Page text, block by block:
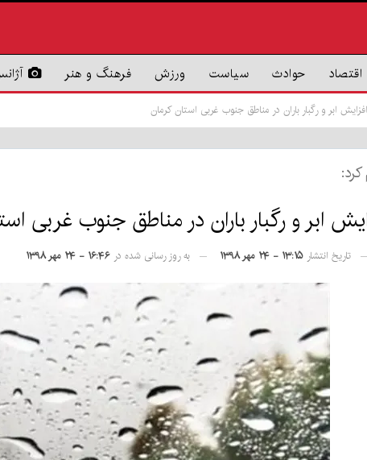
اقتصاد حوادث سیاست ورزش فرهنگ و هنر
ابر و رگبار باران در مناطق جنوب غربی استان کرمان
ابر و رگبار باران در مناطق جنوب غربی
تاریخ انتشار ۱۳:۱۵ - ۲۴ مهر ۱۳۹۸ به روز رسانی شده در ۱۶:۴۶ - ۲۴ مهر ۱۳۹۸